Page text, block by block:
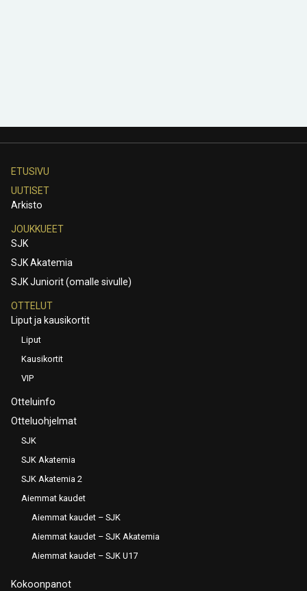
ETUSIVU
UUTISET
Arkisto
JOUKKUEET
SJK
SJK Akatemia
SJK Juniorit (omalle sivulle)
OTTELUT
Liput ja kausikortit
Liput
Kausikortit
VIP
Otteluinfo
Otteluohjelmat
SJK
SJK Akatemia
SJK Akatemia 2
Aiemmat kaudet
Aiemmat kaudet – SJK
Aiemmat kaudet – SJK Akatemia
Aiemmat kaudet – SJK U17
Kokoonpanot